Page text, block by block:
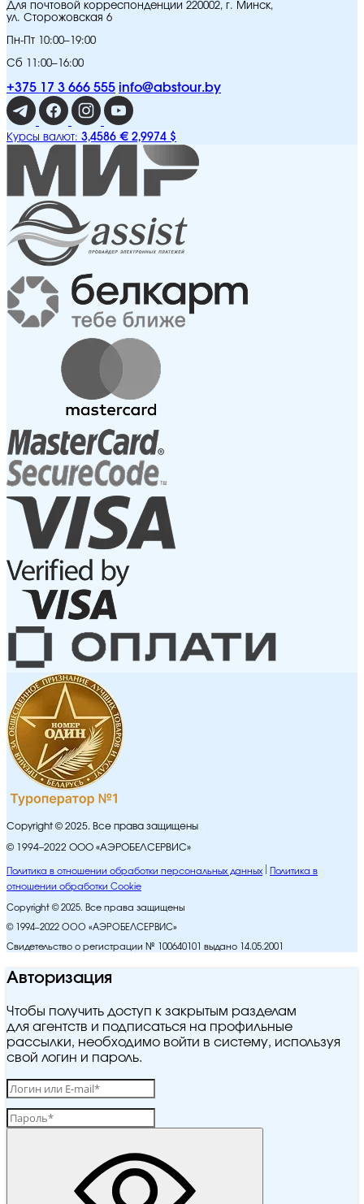
Для почтовой корреспонденции 220002, г. Минск,
ул. Сторожовская 6
Пн-Пт 10:00–19:00
Сб 11:00–16:00
+375 17 3 666 555 info@abstour.by
Курсы валют: 3,4586 € 2,9974 $
Copyright © 2025. Все права защищены
© 1994–2022 ООО «АЭРОБЕЛСЕРВИС»
Политика в отношении обработки персональных данных
Политика в
отношении обработки Cookie
Copyright © 2025. Все права защищены
© 1994–2022 ООО «АЭРОБЕЛСЕРВИС»
Свидетельство о регистрации № 100640101 выдано 14.05.2001
Авторизация
Чтобы получить доступ к закрытым разделам
для агентств и подписаться на профильные
рассылки, необходимо войти в систему, используя
свой логин и пароль.